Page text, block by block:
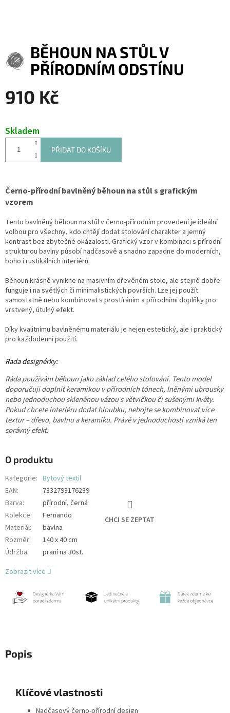
BĚHOUN NA STŮL V
PŘÍRODNÍM ODSTÍNU
910 Kč
Skladem
PŘIDAT DO KOŠÍKU
Černo-přírodní bavlněný běhoun na stůl s grafickým
vzorem
Tento bavlněný běhoun na stůl v černo-přírodním provedení je ideální
volbou pro všechny, kdo chtějí dodat stolování charakter a jemný
kontrast bez zbytečné okázalosti. Grafický vzor v kombinaci s přírodní
strukturou bavlny působí nadčasově a snadno zapadne do moderních,
boho i rustikálních interiérů.
Běhoun krásně vynikne na masivním dřevěném stole, ale stejně dobře
funguje i na světlých či minimalistických površích. Lze jej použít
samostatně nebo kombinovat s prostíráním a přírodními doplňky pro
vrstvený, útulný efekt.
Díky kvalitnímu bavlněnému materiálu je nejen estetický, ale i praktický
pro každodenní použití.
Rada designérky:
Ráda používám běhoun jako základ celého stolování. Tento model
doporučuji doplnit keramikou v přírodních tónech, lněnými ubrousky
nebo jednoduchou skleněnou vázou s větvičkou či sušenými květy.
Pokud chcete interiéru dodat hloubku, nebojte se kombinovat více
textur – dřevo, bavlnu a keramiku. Právě v jednoduchosti vzniká ten
správný efekt.
O produktu
Kategorie: Bytový textil
EAN:
7332793176239
Barva:
přírodní, černá
Kolekce:
Fernando
Materiál:
bavlna
Rozměr:
140 x 40 cm
Údržba: praní na 30st.
CHCI SE ZEPTAT
Zobrazit více
Popis
Klíčové vlastnosti
Nadčasový černo-přírodní design